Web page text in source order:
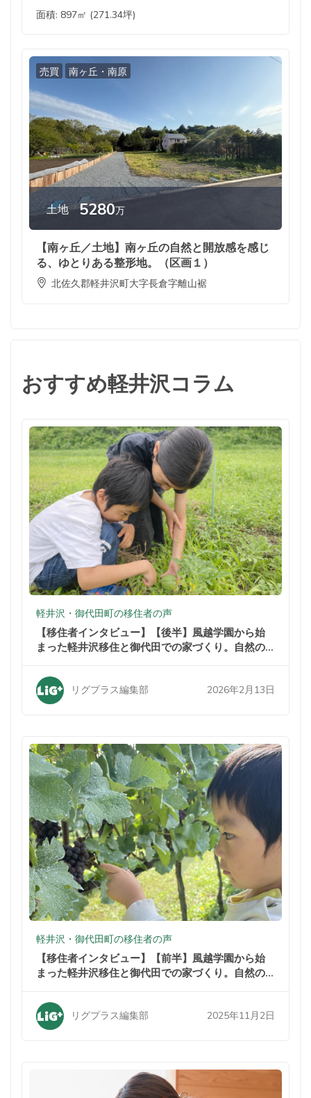
面積: 897㎡ (271.34坪)
売買 南ヶ丘・南原
土地 5280万
【南ヶ丘／土地】南ヶ丘の自然と開放感を感じ
る、ゆとりある整形地。（区画１）
北佐久郡軽井沢町大字長倉字離山裾
おすすめ軽井沢コラム
軽井沢・御代田町の移住者の声
【移住者インタビュー】【後半】風越学園から始
まった軽井沢移住と御代田での家づくり。自然の
リグプラス編集部 2026年2月13日
軽井沢・御代田町の移住者の声
【移住者インタビュー】【前半】風越学園から始
まった軽井沢移住と御代田での家づくり。自然の
リグプラス編集部 2025年11月2日